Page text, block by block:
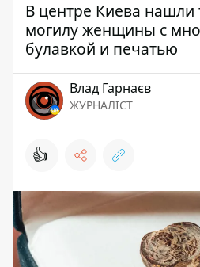
В центре Киева
могилу женщины с
булавкой и печатью
Влад Гарнаєв
ЖУРНАЛІСТ
👍